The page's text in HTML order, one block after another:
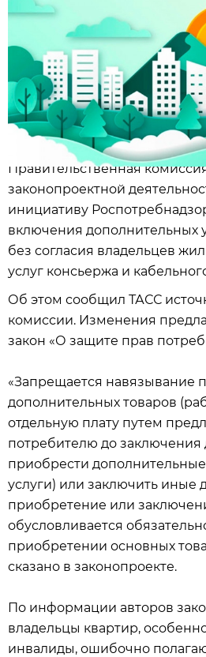
Правительственная
законопроектной
инициативу
включения дополнительных
без согласия владельцев
услуг консьержа и
Об этом сообщил ТАСС
комиссии. Изменения
закон «О защите прав
«Запрещается навязывание
дополнительных товаров
отдельную плату путем
потребителю до заключения
приобрести
услуги) или заключить иные
приобретение или
обусловливается
приобретении основных
сказано в законопроекте.
По информации авторов
владельцы квартир,
инвалиды, ошибочно